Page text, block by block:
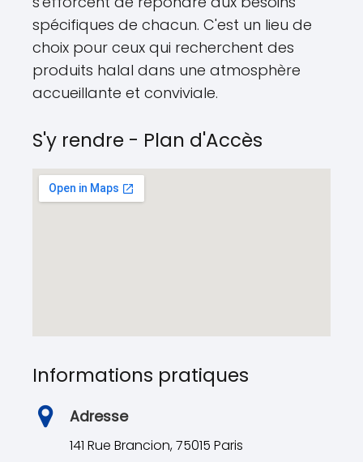
spécifiques de chacun. C'est un lieu de
choix pour ceux qui recherchent des
produits halal dans une atmosphère
accueillante et conviviale.
S'y rendre - Plan d'Accès
Informations pratiques
Adresse
141 Rue Brancion, 75015 Paris